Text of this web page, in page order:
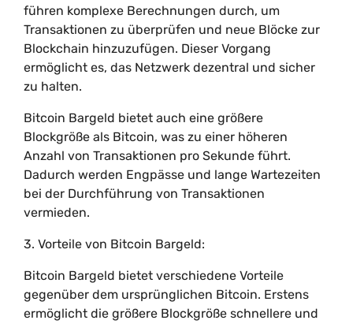
führen komplexe Berechnungen durch, um
Transaktionen zu überprüfen und neue Blöcke zur
Blockchain hinzuzufügen. Dieser Vorgang
ermöglicht es, das Netzwerk dezentral und sicher
zu halten.
Bitcoin Bargeld bietet auch eine größere
Blockgröße als Bitcoin, was zu einer höheren
Anzahl von Transaktionen pro Sekunde führt.
Dadurch werden Engpässe und lange Wartezeiten
bei der Durchführung von Transaktionen
vermieden.
3. Vorteile von Bitcoin Bargeld:
Bitcoin Bargeld bietet verschiedene Vorteile
gegenüber dem ursprünglichen Bitcoin. Erstens
ermöglicht die größere Blockgröße schnellere und